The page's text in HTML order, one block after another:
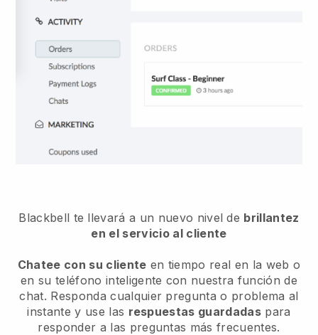
Blackbell te llevará a un nuevo nivel de brillantez
en el servicio al cliente
Chatee con su cliente en tiempo real en la web o
en su teléfono inteligente con nuestra función de
chat. Responda cualquier pregunta o problema al
instante y use las respuestas guardadaspara
responder a las preguntas más frecuentes.